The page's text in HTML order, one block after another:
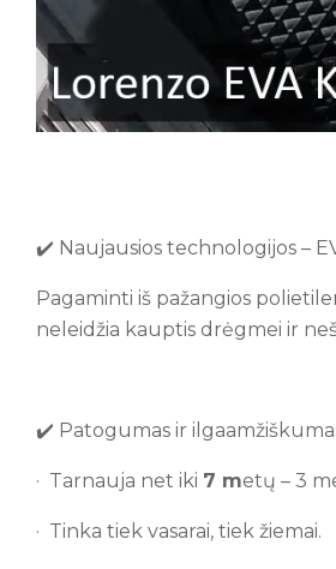
✔️ Naujausios technologijos –
Pagaminti iš pažangios
neleidžia kauptis drėgmei ir
✔️ Patogumas ir
· Tarnauja net iki 7 metų – 3
· Tinka tiek vasarai, tiek žiemai.